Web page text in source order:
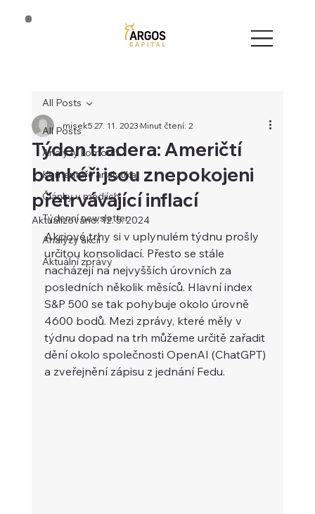
All Posts
Analýzy komodit
Komentáře analytika
Články v médiích
Týdenní newsletter
Analýzy akcií
Aktuální zprávy
All Posts
Týden tradera: Američtí
bankéři jsou znepokojeni
přetrvávající inflací
misek527. 11. 2023Minut čtení: 2
Aktualizováno:12. 5. 2024
Akciové trhy si v uplynulém týdnu prošly
určitou konsolidací. Přesto se stále
nacházejí na nejvyšších úrovních za
posledních několik měsíců. Hlavní index
S&P 500 se tak pohybuje okolo úrovně
4600 bodů. Mezi zprávy, které měly v
týdnu dopad na trh můžeme určitě zařadit
dění okolo společnosti OpenAI (ChatGPT)
a zveřejnění zápisu z jednání Fedu.